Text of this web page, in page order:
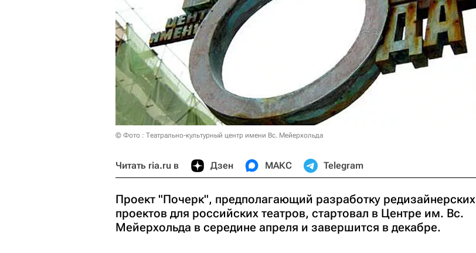
© Фото : Театрально-культурный центр имени Вс. Мейерхольда
Читать ria.ru в Дзен МАКС Telegram
Проект "Почерк", предполагающий разработку редизайнерских
проектов для российских театров, стартовал в Центре им. Вс.
Мейерхольда в середине апреля и завершится в декабре.